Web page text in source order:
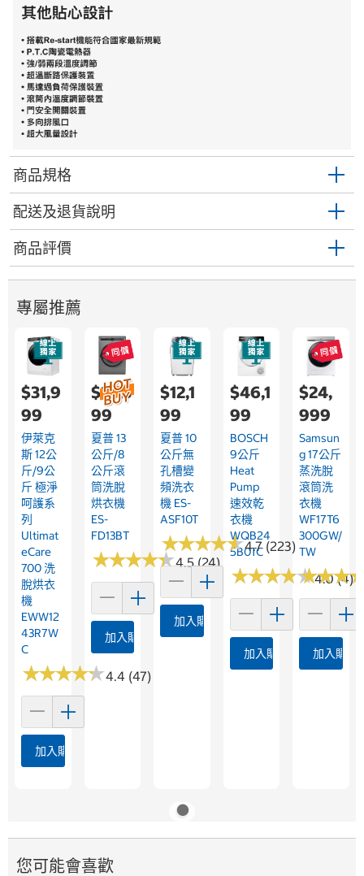
商品規格
配送及退貨說明
商品評價
專屬推薦
$31,9
99
伊萊克
斯 12公
斤/9公
斤 極淨
呵護系
列
Ultimat
ECare
700 洗
脫烘衣
機
EWW12
43R7W
C
★★★★★
★★★★★4.4 (47)
加入購物車
$25,5
99
夏普 13
公斤/8
公斤滾
筒洗脫
烘衣機
ES-
FD13BT
★★★★★
★★★★★4.5 (24)
加入購物車
$12,1
99
夏普 10
公斤無
孔槽變
頻洗衣
機 ES-
ASF10T
★★★★★
★★★★★4.7 (223)
加入購物車
$46,1
99
BOSCH
9公斤
Heat
Pump
速效乾
衣機
WQB24
5B0TC
★★★★★
★★★★★4.0 (4)
加入購物車
$24,
999
Samsun
G 17公斤
蒸洗脫
滾筒洗
衣機
WF17T6
300GW/
TW
★★★
★★★
加入購物
您可能會喜歡